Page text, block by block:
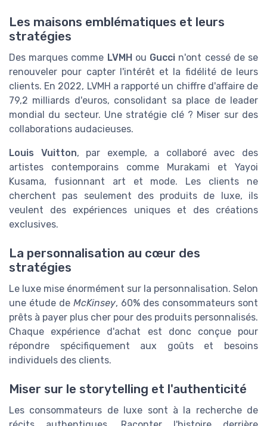
Les maisons emblématiques et leurs
stratégies
Des marques comme LVMHou Gucci n'ont cessé de se
renouveler pour capter l'intérêt et la fidélité de leurs
clients. En 2022, LVMH a rapporté un chiffre d'affaire de
79,2 milliards d'euros, consolidant sa place de leader
mondial du secteur. Une stratégie clé ? Miser sur des
collaborations audacieuses.
Louis Vuitton, par exemple, a collaboré avec des
artistes contemporains comme Murakami et Yayoi
Kusama, fusionnant art et mode. Les clients ne
cherchent pas seulement des produits de luxe, ils
veulent des expériences uniques et des créations
exclusives.
La personnalisation au cœur des
stratégies
Le luxe mise énormément sur la personnalisation. Selon
une étude de McKinsey, 60% des consommateurs sont
prêts à payer plus cher pour des produits personnalisés.
Chaque expérience d'achat est donc conçue pour
répondre spécifiquement aux goûts et besoins
individuels des clients.
Miser sur le storytelling et l'authenticité
Les consommateurs de luxe sont à la recherche de